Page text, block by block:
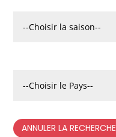
ANNULER LA RECHERCHE